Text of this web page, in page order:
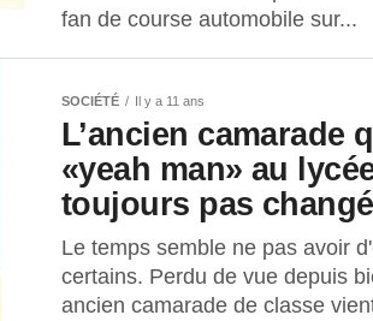
fan de course automobile sur...
SOCIÉTÉ Il y a 11 ans
L’ancien camarade
«yeah man» au
toujours pas changé
Le temps semble ne pas avoir
certains. Perdu de vue depuis
ancien camarade de classe